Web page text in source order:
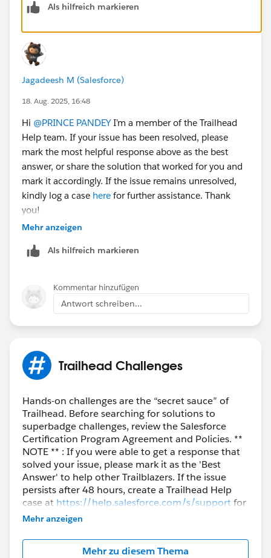
Als hilfreich markieren
Jagadeesh M (Salesforce)
18. Aug. 2025, 16:48
Hi @PRINCE PANDEYI’m a member of the Trailhead
Help team. If your issue has been resolved, please
mark the most helpful response above as the best
answer, or share the solution that worked for you and
mark it accordingly. If the issue remains unresolved,
kindly log a case here for further assistance. Thank
you!
Mehr anzeigen
Als hilfreich markieren
Kommentar hinzufügen
Antwort schreiben...
Trailhead Challenges
Hands-on challenges are the “secret sauce” of
Trailhead. Before searching for solutions to
superbadge challenges, review the Salesforce
Certification Program Agreement and Policies. **
NOTE ** : If you were able to get a response that
solved your issue, please mark it as the 'Best
Answer' to help other Trailblazers. If the issue
persists after 48 hours, create a Trailhead Help
case at https://help.salesforce.com/s/supportfor
further assistance.
Mehr anzeigen
Mehr zu diesem Thema